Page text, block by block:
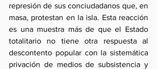
represión de sus conciudadanos que, en
masa, protestan en la isla. Esta reacción
es una muestra más de que el Estado
totalitario no tiene otra respuesta al
descontento popular con la sistemática
privación de medios de subsistencia y